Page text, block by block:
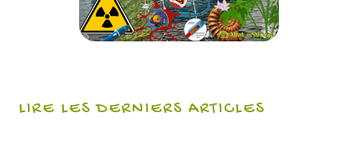
LIRE LES DERNIERS ARTICLES